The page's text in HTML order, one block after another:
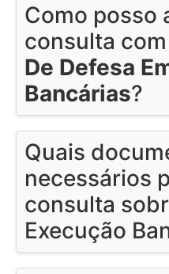
Como posso
consulta
De Defesa
Bancárias?
Quais
necessários
consulta
Execução